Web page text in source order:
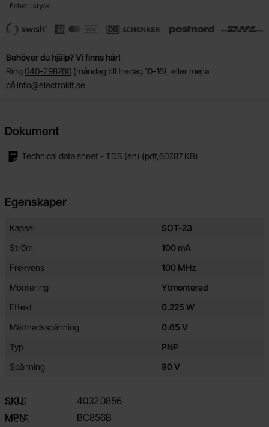
Enhet : styck
Behöver du hjälp? Vi finns här!
Ring 040-298760 (måndag till fredag 10-16), eller mejla
på info@electrokit.se
Dokument
Technical data sheet - TDS (en) (pdf,607.87 KB)
Egenskaper
Egenskaper/attribut för denna produkt
Attribut
Kapsel
SOT-23
Ström
100 mA
Frekvens
100 MHz
Montering
Ytmonterad
Effekt
0.225 W
Mättnadsspänning
0.65 V
Typ
PNP
Spänning
80 V
SKU: 4032 0856
MPN:
BC856B